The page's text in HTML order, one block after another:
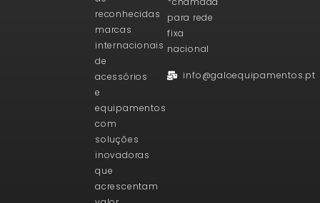
reconhecidas
marcas
internacionais
de
acessórios
e
equipamentos
com
soluções
inovadoras
que
acrescentam
para rede
fixa
nacional
info@galoequipamentos.pt